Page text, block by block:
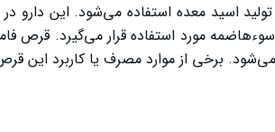
اسید معده استفاده می‌شود. این دارو
برخی از موارد مصرف یا کاربرد این